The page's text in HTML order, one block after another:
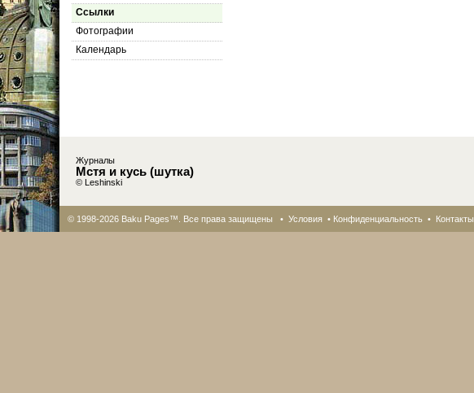
Cсылки
Фотографии
Календарь
Журналы
Мстя и кусь (шутка)
© Leshinski
© 1998-2026 Baku Pages™. Все права защищены • Условия • Конфиденциальность • Контакты